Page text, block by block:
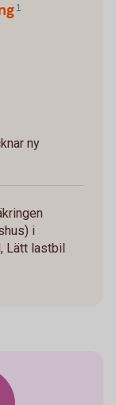
1
ny
i
Lätt lastbil